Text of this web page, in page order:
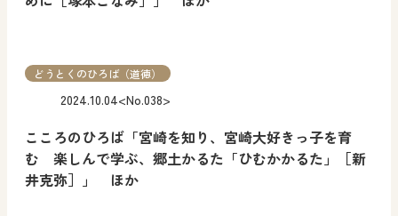
こころのひろば「宮崎を知り、宮崎大好きっ子を育
む 楽しんで学ぶ、郷土かるた「ひむかかるた」［新
井克弥］」 ほか
2024.10.04<No.038>
どうとくのひろば（道徳）